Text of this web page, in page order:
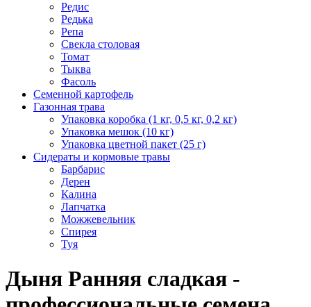
Редис
Редька
Репа
Свекла столовая
Томат
Тыква
Фасоль
Семенной картофель
Газонная трава
Упаковка коробка (1 кг, 0,5 кг, 0,2 кг)
Упаковка мешок (10 кг)
Упаковка цветной пакет (25 г)
Сидераты и кормовые травы
Барбарис
Дерен
Калина
Лапчатка
Можжевельник
Спирея
Туя
Дыня Ранняя сладкая -